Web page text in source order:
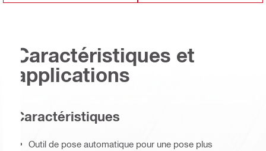
Caractéristiques et
applications
Caractéristiques
Outil de pose automatique pour une pose plus